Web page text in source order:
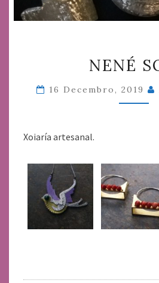
SON
NENÉ
16 Decembro, 2019
Xoiaría artesanal.